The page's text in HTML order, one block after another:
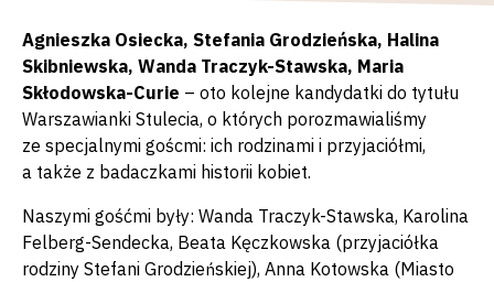
Agnieszka Osiecka, Stefania Grodzieńska, Halina
Skibniewska, Wanda Traczyk-Stawska, Maria
Skłodowska-Curie – oto kolejne kandydatki do tytułu
Warszawianki Stulecia, o których porozmawialiśmy
ze specjalnymi goścmi: ich rodzinami i przyjaciółmi,
a także z badaczkami historii kobiet.
Naszymi gośćmi były: Wanda Traczyk-Stawska, Karolina
Felberg-Sendecka, Beata Kęczkowska (przyjaciółka
rodziny Stefani Grodzieńskiej), Anna Kotowska (Miasto